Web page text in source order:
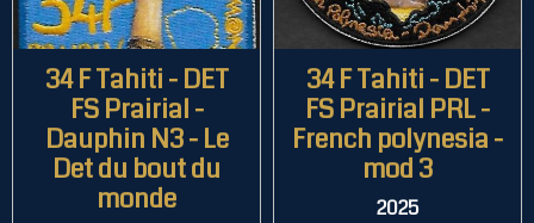
34 F Tahiti - DET
FS Prairial -
Dauphin N3 - Le
Det du bout du
monde
34 F Tahiti - DET
FS Prairial PRL -
French polynesia -
mod 3
2025